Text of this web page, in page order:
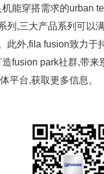
能穿搭需求的urban
列,三大产品系列可以
此外,fila fusion致力于
fusion park社群,带来
平台,获取更多信息。